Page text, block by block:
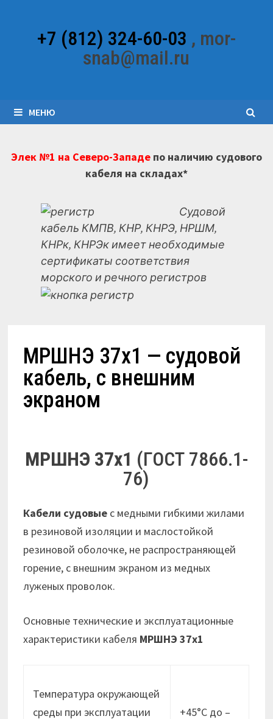
содержимому+7 (812) 324-60-03 , mor-
snab@mail.ru
МЕНЮ
Элек №1 на Северо-Западепо наличию судового
кабеля на складах*
Судовой
кабель КМПВ, КНР, КНРЭ, НРШМ,
КНРк, КНРЭк имеет необходимые
сертификаты соответствия
морского и речного регистров
МРШНЭ 37х1 — судовой
кабель, с внешним
экраном
МРШНЭ 37х1 (ГОСТ 7866.1-
76)
Кабели судовые с медными гибкими жилами
в резиновой изоляции и маслостойкой
резиновой оболочке, не распространяющей
горение, с внешним экраном из медных
луженых проволок.
Основные технические и эксплуатационные
характеристики кабеля МРШНЭ 37х1
Температура окружающей
среды при эксплуатации
+45°С до –